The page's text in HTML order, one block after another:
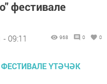
фестивале
- 09:11 968 0 0